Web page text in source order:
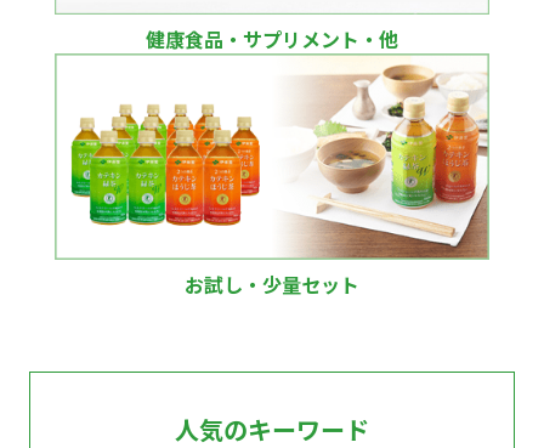
健康食品・サプリメント・他
お試し・少量セット
人気のキーワード